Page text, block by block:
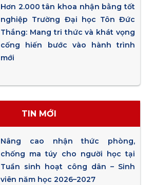
Hơn 2.000 tân khoa nhận bằng tốt
nghiệp Trường Đại học Tôn Đức
Thắng: Mang tri thức và khát vọng
cống hiến bước vào hành trình
mới
TIN MỚI
Nâng cao nhận thức phòng,
chống ma túy cho người học tại
Tuần sinh hoạt công dân – Sinh
viên năm học 2026–2027